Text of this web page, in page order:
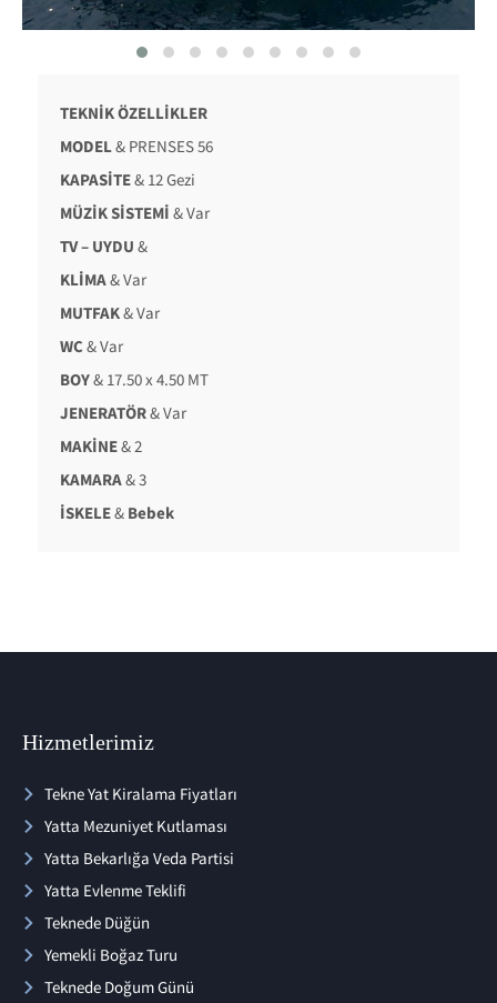
TEKNİK ÖZELLİKLER
MODEL& PRENSES 56
KAPASİTE& 12 Gezi
MÜZİK SİSTEMİ & Var
TV – UYDU &
KLİMA& Var
MUTFAK& Var
WC& Var
BOY& 17.50 x 4.50 MT
JENERATÖR& Var
MAKİNE& 2
KAMARA& 3
İSKELE& Bebek
Hizmetlerimiz
Tekne Yat Kiralama Fiyatları
Yatta Mezuniyet Kutlaması
Yatta Bekarlığa Veda Partisi
Yatta Evlenme Teklifi
Teknede Düğün
Yemekli Boğaz Turu
Teknede Doğum Günü